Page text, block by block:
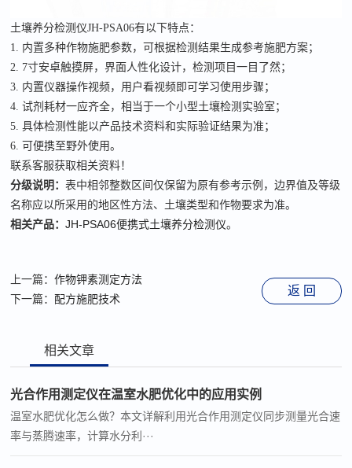
土壤养分检测仪JH-PSA06有以下特点：
1. 内置多种作物施肥参数，可根据检测结果生成参考施肥方案；
2. 7寸安卓触摸屏，界面人性化设计，检测项目一目了然；
3. 内置仪器操作视频，用户看视频即可学习使用步骤；
4.试剂耗材一应齐全，相当于一个小型土壤检测实验室；
5.具体检测性能以产品技术资料和实际验证结果为准 ；
6.
可便携至野外使用。
联系客服获取相关资料！
分级说明：表中相邻整数区间仅保留为原有参考示例，边界值及等级
名称应以所采用的地区性方法、土壤类型和作物要求为准。
相关产品：JH-PSA06便携式土壤养分检测仪。
上一篇：作物钾素测定方法
下一篇：配方施肥技术
返 回
相关文章
光合作用测定仪在温室水肥优化中的应用实例
温室水肥优化怎么做？本文详解利用光合作用测定仪同步测量光合速
率与蒸腾速率，计算水分利···